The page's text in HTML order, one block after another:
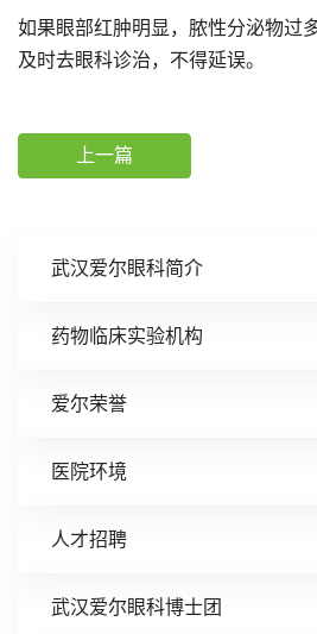
武汉爱尔眼科简介
药物临床实验机构
爱尔荣誉
医院环境
人才招聘
武汉爱尔眼科博士团
如果眼部红肿明显，脓性分泌物过
及时去眼科诊治，不得延误。
上一篇